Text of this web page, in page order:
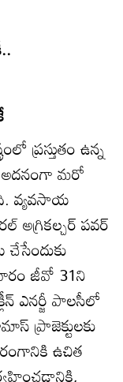
ప్రస్తుతం ఉన్న
అదనంగా మరో
వ్యవసాయ
అగ్రికల్చర్‌ పవర్‌
జీవో 31ని
ఎనర్జీ పాలసీలో
ప్రాజెక్టులకు
ఉచిత